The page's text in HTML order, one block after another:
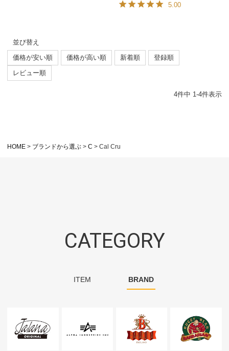
5.00
並び替え
価格が安い順
価格が高い順 新着順
登録順
レビュー順
4件中 1-4件表示
HOME ブランドから選ぶ C Cal Cru
CATEGORY
ITEM BRAND